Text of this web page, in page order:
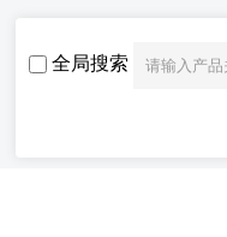
全局搜索